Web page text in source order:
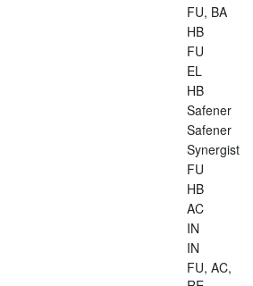
FU, BA
HB
FU
EL
HB
Safener
Safener
Synergist
FU
HB
AC
IN
IN
FU, AC,